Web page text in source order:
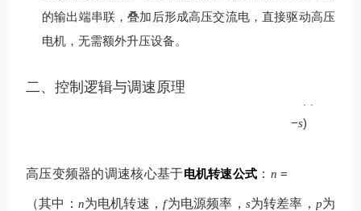
的输出端串联，叠加后形成高压交流电，直接驱动高压
电机，无需额外升压设备。
二、控制逻辑与调速原理
高压变频器的调速核心基于电机转速公式 ： n =
−s)
（其中： n为电机转速， f为电源频率， s为转差率， p为